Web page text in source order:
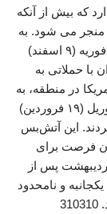
که بیش از آنکه
منجر می شود. به
گزارش ایرنا، آمریکا و رژیم صهیونیستی در ۲۸ فوریه (۹ اسفند)
با حملاتی به
در منطقه، به
این حملات پاسخ داد اما واشنگتن و تهران در ۸ آوریل (۱۹ فروردین)
این آتش‌بس
فراهم شدن فرصت برای
پس از
و نامحدود